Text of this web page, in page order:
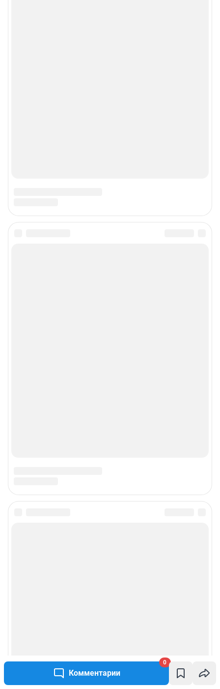
Комментарии
0